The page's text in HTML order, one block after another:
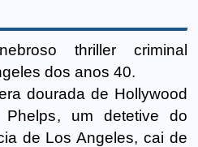
thriller criminal
dos anos 40.
dourada de Hollywood
Phelps, um detetive do
de Los Angeles, cai de